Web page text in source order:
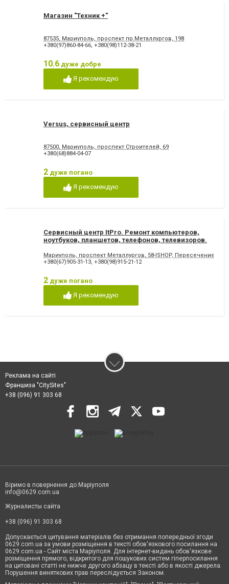
Магазин "Техник +"
87535, Мариуполь, проспект пр.Металлургов, 198
+380(97)860-84-66, +380(98)112-38-21
10.6 дуже добре
Я рекомендую
Versus, сервисный центр
87500, Мариуполь, проспект Строителей, 69
+380(68)884-04-07
2 дуже погано
Я рекомендую
Сервисный центр ItPro. Ремонт компьютеров,
ноутбуков, планшетов, телефонов, телевизоров.
Мариуполь, проспект Металлургов, 58-ISHOP, Пересечение
+380(67)905-31-13, +380(98)915-21-12
2 дуже погано
Я рекомендую
Реклама на сайті
Франшиза "CitySites"
+38 (096) 91 303 68
Віримо в повернення до Маріуполя
info@0629.com.ua
Журналисты сайта
+38 (096) 91 303 68
Допускається цитування матеріалів без отримання попередньої згоди
0629.com.ua за умови розміщення в тексті обов'язкового посилання на
0629.com.ua - Сайт міста Маріуполя. Для інтернет-видань обов'язкове
розміщення прямого, відкритого для пошукових систем гіперпосилання
на цитовані статті не нижче другого абзацу в тексті або в якості джерела.
Порушення виняткових прав переслідується Законом.